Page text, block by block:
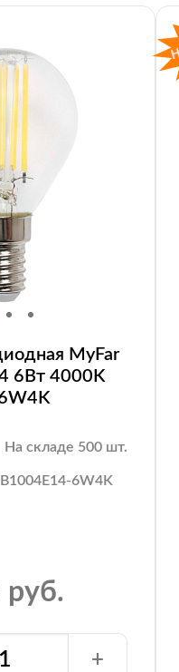
MyFar
6Вт 4000K
На складе 500 шт.
6W4K
руб.
+